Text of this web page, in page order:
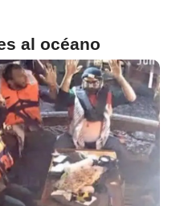
al océano